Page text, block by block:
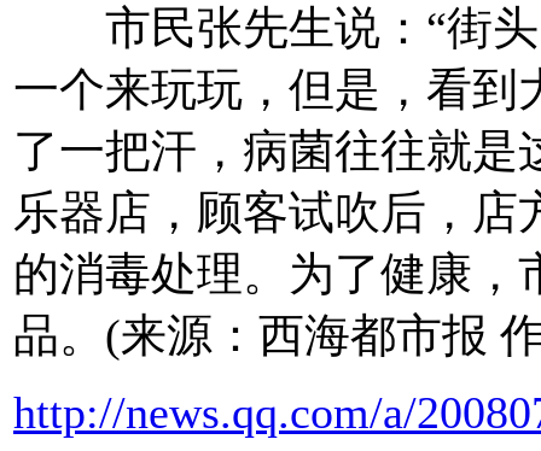
市民张先生说：“街头
一个来玩玩，但是，看到
了一把汗，病菌往往就是
乐器店，顾客试吹后，
的消毒处理。为了健康，
品。(来源：西海都市报
http://news.qq.com/a/